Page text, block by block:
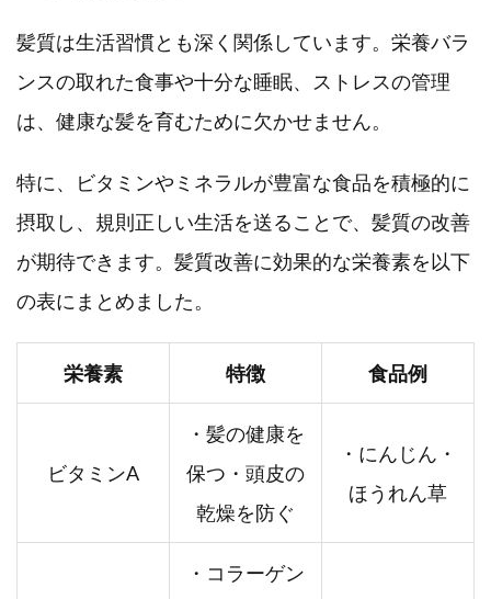
髪質は生活習慣とも深く関係しています。栄養バラ
ンスの取れた食事や十分な睡眠、ストレスの管理
は、健康な髪を育むために欠かせません。
特に、ビタミンやミネラルが豊富な食品を積極的に
摂取し、規則正しい生活を送ることで、髪質の改善
が期待できます。髪質改善に効果的な栄養素を以下
の表にまとめました。
栄養素 特徴 食品例
ビタミンA
・髪の健康を
保つ・頭皮の
乾燥を防ぐ
・にんじん・
ほうれん草
・コラーゲン